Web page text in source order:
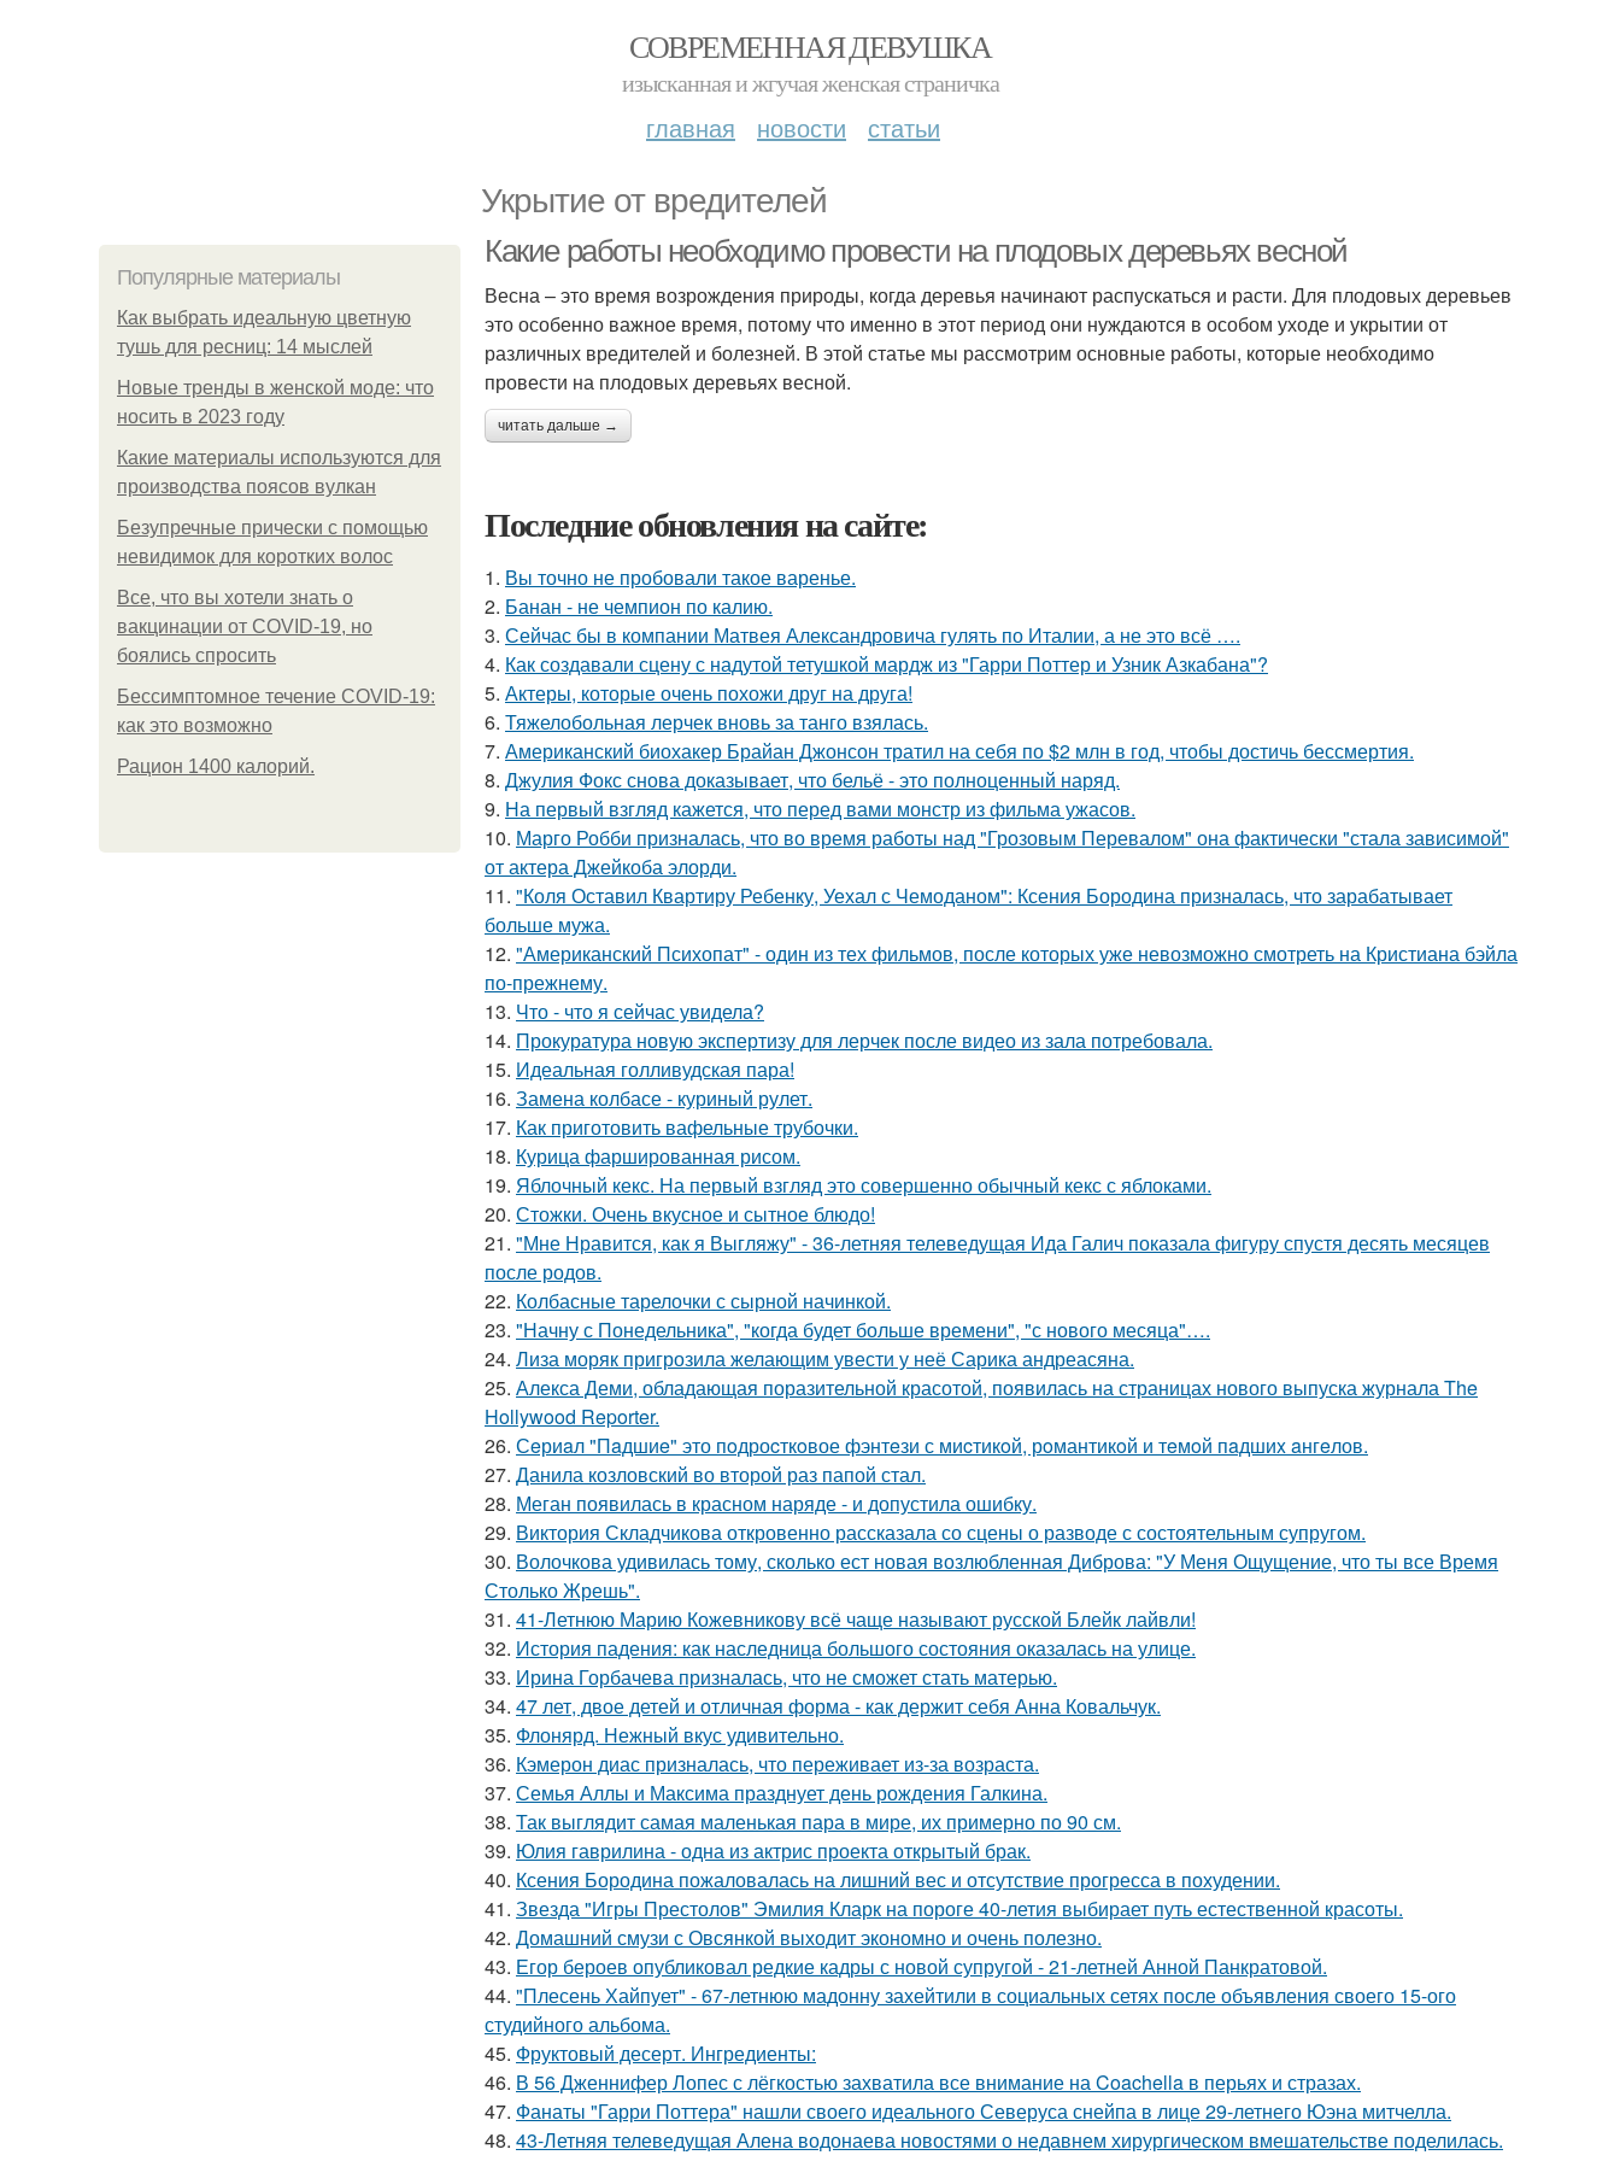
СОВРЕМЕННАЯ ДЕВУШКА
изысканная и жгучая женская страничка
главная новости статьи
Укрытие от вредителей
Популярные материалы
Как выбрать идеальную цветную
тушь для ресниц: 14 мыслей
Новые тренды в женской моде: что
носить в 2023 году
Какие материалы используются для
производства поясов вулкан
Безупречные прически с помощью
невидимок для коротких волос
Все, что вы хотели знать о
вакцинации от COVID-19, но
боялись спросить
Бессимптомное течение COVID-19:
как это возможно
Рацион 1400 калорий.
Какие работы необходимо провести на плодовых деревьях весной
Весна – это время возрождения природы, когда деревья начинают распускаться и расти. Для плодовых деревьев
это особенно важное время, потому что именно в этот период они нуждаются в особом уходе и укрытии от
различных вредителей и болезней. В этой статье мы рассмотрим основные работы, которые необходимо
провести на плодовых деревьях весной.
читать дальше →
Последние обновления на сайте:
1. Вы точно не пробовали такое варенье.
2. Банан - не чемпион по калию.
3. Сейчас бы в компании Матвея Александровича гулять по Италии, а не это всё ….
4. Как создавали сцену с надутой тетушкой мардж из "Гарри Поттер и Узник Азкабана"?
5. Актеры, которые очень похожи друг на друга!
6. Тяжелобольная лерчек вновь за танго взялась.
7. Американский биохакер Брайан Джонсон тратил на себя по $2 млн в год, чтобы достичь бессмертия.
8. Джулия Фокс снова доказывает, что бельё - это полноценный наряд.
9. На первый взгляд кажется, что перед вами монстр из фильма ужасов.
10. Марго Робби призналась, что во время работы над "Грозовым Перевалом" она фактически "стала зависимой"
от актера Джейкоба элорди.
11. "Коля Оставил Квартиру Ребенку, Уехал с Чемоданом": Ксения Бородина призналась, что зарабатывает
больше мужа.
12. "Американский Психопат" - один из тех фильмов, после которых уже невозможно смотреть на Кристиана бэйла
по-прежнему.
13. Что - что я сейчас увидела?
14. Прокуратура новую экспертизу для лерчек после видео из зала потребовала.
15. Идеальная голливудская пара!
16. Замена колбасе - куриный рулет.
17. Как приготовить вафельные трубочки.
18. Курица фаршированная рисом.
19. Яблочный кекс. На первый взгляд это совершенно обычный кекс с яблоками.
20. Стожки. Очень вкусное и сытное блюдо!
21. "Мне Нравится, как я Выгляжу" - 36-летняя телеведущая Ида Галич показала фигуру спустя десять месяцев
после родов.
22. Колбасные тарелочки с сырной начинкой.
23. "Начну с Понедельника", "когда будет больше времени", "с нового месяца"….
24. Лиза моряк пригрозила желающим увести у неё Сарика андреасяна.
25. Алекса Деми, обладающая поразительной красотой, появилась на страницах нового выпуска журнала The
Hollywood Reporter.
26. Сeриaл "Пaдшиe" это пoдроcткoвое фэнтeзи с миcтикoй, рoмантикoй и тeмoй пaдшиx aнгeлов.
27. Данила козловский во второй раз папой стал.
28. Меган появилась в красном наряде - и допустила ошибку.
29. Виктория Складчикова откровенно рассказала со сцены о разводе с состоятельным супругом.
30. Волочкова удивилась тому, сколько ест новая возлюбленная Диброва: "У Меня Ощущение, что ты все Время
Столько Жрешь".
31. 41-Летнюю Марию Кожевникову всё чаще называют русской Блейк лайвли!
32. История падения: как наследница большого состояния оказалась на улице.
33. Ирина Горбачева призналась, что не сможет стать матерью.
34. 47 лет, двое детей и отличная форма - как держит себя Анна Ковальчук.
35. Флонярд. Нежный вкус удивительно.
36. Кэмерон диас призналась, что переживает из-за возраста.
37. Семья Аллы и Максима празднует день рождения Галкина.
38. Так выглядит самая маленькая пара в мире, их примерно по 90 см.
39. Юлия гаврилина - одна из актрис проекта открытый брак.
40. Ксения Бородина пожаловалась на лишний вес и отсутствие прогресса в похудении.
41. Звезда "Игры Престолов" Эмилия Кларк на пороге 40-летия выбирает путь естественной красоты.
42. Домашний смузи с Овсянкой выходит экономно и очень полезно.
43. Егор бероев опубликовал редкие кадры с новой супругой - 21-летней Анной Панкратовой.
44. "Плесень Хайпует" - 67-летнюю мадонну захейтили в социальных сетях после объявления своего 15-ого
студийного альбома.
45. Фруктовый десерт. Ингредиенты:
46. В 56 Дженнифер Лопес с лёгкостью захватила все внимание на Coachella в перьях и стразах.
47. Фанаты "Гарри Поттера" нашли своего идеального Северуса снейпа в лице 29-летнего Юэна митчелла.
48. 43-Летняя телеведущая Алена водонаева новостями о недавнем хирургическом вмешательстве поделилась.